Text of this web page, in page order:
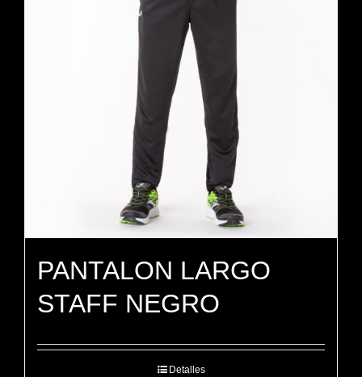
PANTALON LARGO
STAFF NEGRO
Detalles